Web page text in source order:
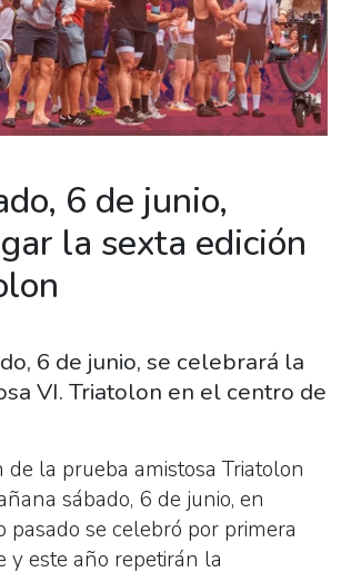
6 de junio,
la sexta edición
6 de junio, se celebrará la
VI. Triatolon en el centro de
de la prueba amistosa Triatolon
sábado, 6 de junio, en
pasado se celebró por primera
y este año repetirán la